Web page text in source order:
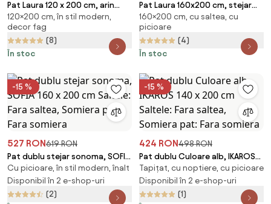
Pat Laura 120 x 200 cm, arin
Saltele: Fara saltea, Somiera
pat: Cu lamele drepte
120×200 cm, în stil modern,
decor fag
(8)
În stoc
Pat Laura 160x200 cm, stejar
Saltele: Cu saltele Sommera 18
cm, Somiera pat: Cu lamele
drepte
160×200 cm, cu saltea, cu
picioare
(4)
În stoc
-15 %
527 RON619 RON
Pat dublu stejar sonoma, SOFIA
160 x 200 cm Saltele: Fara
saltea, Somiera pat: Fara
somiera
Cu picioare, în stil modern, înalt
Disponibil în 2 e-shop-uri
(2)
-15 %
424 RON498 RON
Pat dublu Culoare alb, IKAROS
140 x 200 cm Saltele: Fara
saltea, Somiera pat: Fara
somiera
Tapițat, cu noptiere, cu picioare
Disponibil în 2 e-shop-uri
(1)